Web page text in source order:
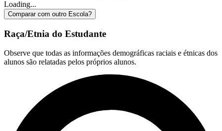
Loading...
Comparar com outro Escola?
Raça/Etnia do Estudante
Observe que todas as informações demográficas raciais e étnicas dos
alunos são relatadas pelos próprios alunos.